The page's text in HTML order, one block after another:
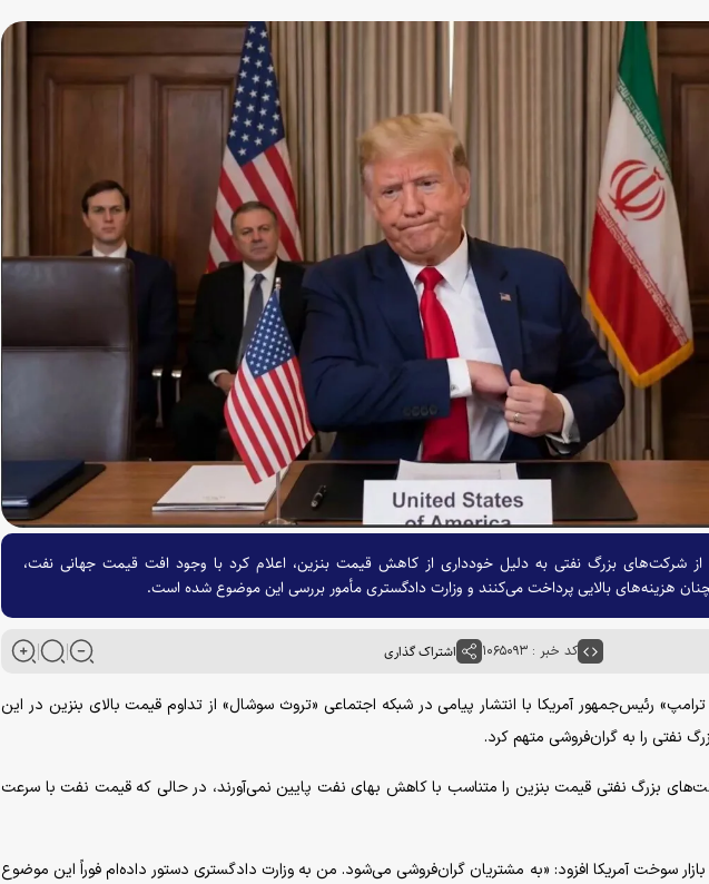
از شرکت‌های بزرگ نفتی به دلیل خودداری از کاهش قیمت بنزین، اعلام کرد با وجود افت قیمت جهانی نفت،
هزینه‌های بالایی پرداخت می‌کنند و وزارت دادگستری مأمور بررسی این موضوع شده است.
کد خبر : ۱۰۶۵۰۹۳ اشتراک گذاری
ترامپ» رئیس‌جمهور آمریکا با انتشار پیامی در شبکه اجتماعی «تروث سوشال» از تداوم قیمت بالای بنزین در این
نفتی را به گران‌فروشی متهم کرد.
بزرگ نفتی قیمت بنزین را متناسب با کاهش بهای نفت پایین نمی‌آورند، در حالی که قیمت نفت با سرعت
بازار سوخت آمریکا افزود: «به مشتریان گران‌فروشی می‌شود. من به وزارت دادگستری دستور داده‌ام فوراً این موضوع